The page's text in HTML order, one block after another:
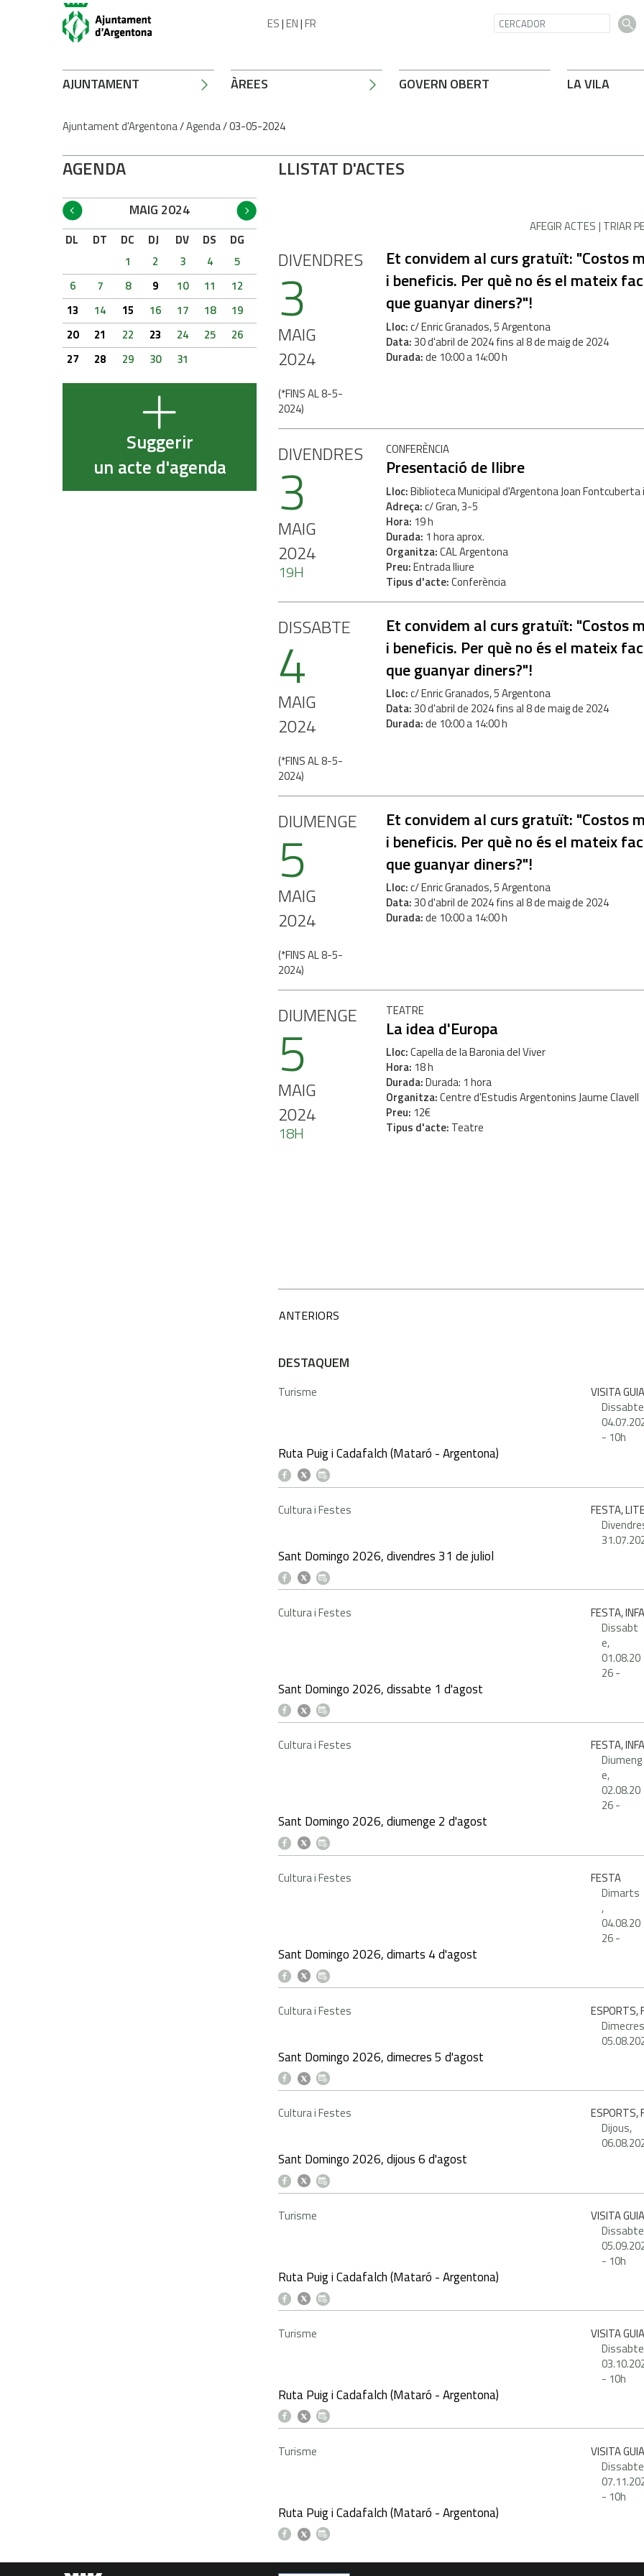
ES|EN|FR
AJUNTAMENT ÀREES GOVERN OBERT LA VILA
Ajuntament d'Argentona/Agenda/03-05-2024
AGENDA
MAIG 2024
DL DT DC DJ DV DS
DG
1
2 3 4
5
6
7 8 9 10 11
12
13
14 15 16 17 18
19
20
21 22 23 24 25
26
27
28 29 30 31
Suggerir
un acte d'agenda
LLISTAT D'ACTES
AFEGIR ACTES TRIAR
DIVENDRES
3
MAIG
2024
(*FINS AL 8-5-
2024)
Et convidem al curs gratuït: "Costos
i beneficis. Per què no és el mateix
que guanyar diners?"!
Lloc c/ Enric Granados, 5 Argentona
Data 30d'abrilde 2024fins al8demaigde 2024
Durada de 10:00 a 14:00 h
DIVENDRES
3
MAIG
2024
19H
CONFERÈNCIA
Presentació de llibre
Lloc Biblioteca Municipal d'Argentona Joan Fontcuberta
Adreça c/ Gran, 3-5
Hora 19 h
Durada 1 hora aprox.
Organitza CAL Argentona
Preu Entrada lliure
Tipus d'acte Conferència
DISSABTE
4
MAIG
2024
(*FINS AL 8-5-
2024)
Et convidem al curs gratuït: "Costos
i beneficis. Per què no és el mateix
que guanyar diners?"!
Lloc c/ Enric Granados, 5 Argentona
Data 30d'abrilde 2024fins al8demaigde 2024
Durada de 10:00 a 14:00 h
DIUMENGE
5
MAIG
2024
(*FINS AL 8-5-
2024)
Et convidem al curs gratuït: "Costos
i beneficis. Per què no és el mateix
que guanyar diners?"!
Lloc c/ Enric Granados, 5 Argentona
Data 30d'abrilde 2024fins al8demaigde 2024
Durada de 10:00 a 14:00 h
DIUMENGE
5
MAIG
2024
18H
TEATRE
La idea d'Europa
Lloc Capella de la Baronia del Viver
Hora 18 h
Durada Durada: 1 hora
Organitza Centre d'Estudis Argentonins Jaume Clavell
Preu 12€
Tipus d'acte Teatre
ANTERIORS
DESTAQUEM
Turisme
VISITA
- 10h
Ruta Puig i Cadafalch (Mataró - Argentona)
Cultura i Festes
FESTA,
Sant Domingo 2026, divendres 31 de juliol
Cultura i Festes
FESTA,
Dissabt
e,
01.08.20
26-
Sant Domingo 2026, dissabte 1 d'agost
Cultura i Festes
FESTA,
Diumeng
e,
02.08.20
26-
Sant Domingo 2026, diumenge 2 d'agost
Cultura i Festes
FESTA
Dimarts
,
04.08.20
26-
Sant Domingo 2026, dimarts 4 d'agost
Cultura i Festes
ESPORTS,
Sant Domingo 2026, dimecres 5 d'agost
Cultura i Festes
ESPORTS,
Dijous,
Sant Domingo 2026, dijous 6 d'agost
Turisme
VISITA
- 10h
Ruta Puig i Cadafalch (Mataró - Argentona)
Turisme
VISITA
- 10h
Ruta Puig i Cadafalch (Mataró - Argentona)
Turisme
VISITA
- 10h
Ruta Puig i Cadafalch (Mataró - Argentona)